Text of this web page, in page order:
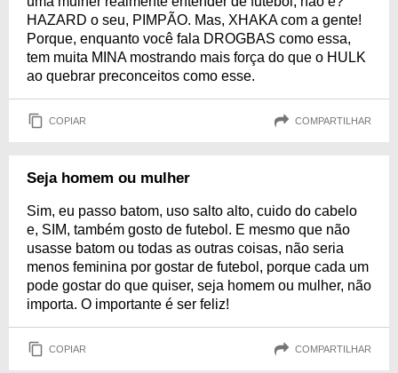
HAZARD o seu, PIMPÃO. Mas, XHAKA com a gente!
Porque, enquanto você fala DROGBAS como essa,
tem muita MINA mostrando mais força do que o HULK
ao quebrar preconceitos como esse.
COPIAR COMPARTILHAR
Seja homem ou mulher
Sim, eu passo batom, uso salto alto, cuido do cabelo
e, SIM, também gosto de futebol. E mesmo que não
usasse batom ou todas as outras coisas, não seria
menos feminina por gostar de futebol, porque cada um
pode gostar do que quiser, seja homem ou mulher, não
importa. O importante é ser feliz!
COPIAR COMPARTILHAR